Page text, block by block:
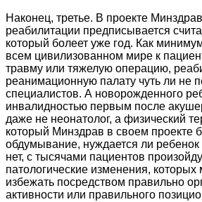
Наконец, третье. В проекте
реабилитации предписывается
который болеет уже год. Как
всем цивилизованном мире к
травму или тяжелую операцию,
реанимационную палату чуть ли не
специалистов. А новорожденного
инвалидностью первым после
даже не неонатолог, а физический
который Минздрав в своем проекте
обдумывание, нуждается ли
нет, с тысячами пациентов
патологические изменения,
избежать посредством правильно
активности или правильного